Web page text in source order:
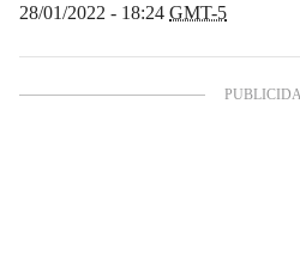
28/01/2022 - 18:24 GMT-5